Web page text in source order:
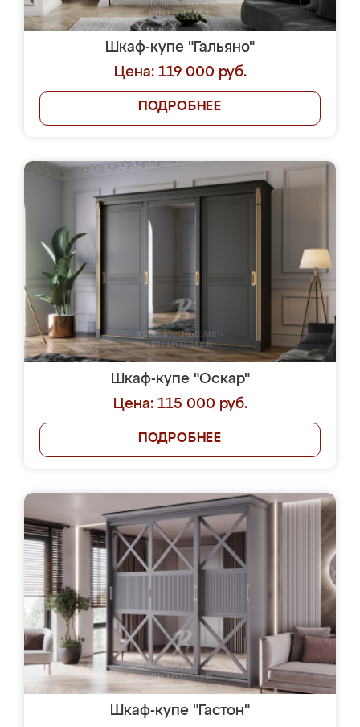
Шкаф-купе "Гальяно"
Цена: 119 000 руб.
ПОДРОБНЕЕ
Шкаф-купе "Оскар"
Цена: 115 000 руб.
ПОДРОБНЕЕ
Шкаф-купе "Гастон"